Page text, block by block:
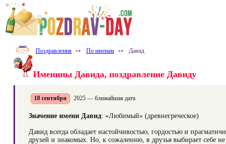
Поздравления ⤐ По именам ⤐ Давид
Именины Давида, поздравление Давиду
18 сентября 2025 — ближайшая дата
Значение имени Давид: «Любимый» (древнегреческое)
Давид всегда обладает настойчивостью, гордостью и
друзей и знакомых. Но, к сожалению, в друзья выбирает себе